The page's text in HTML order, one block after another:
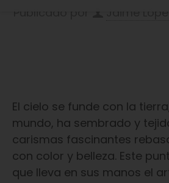
El cielo se funde con la
mundo, ha sembrado y
carismas fascinantes
con color y belleza. Este
que lleva en sus manos el